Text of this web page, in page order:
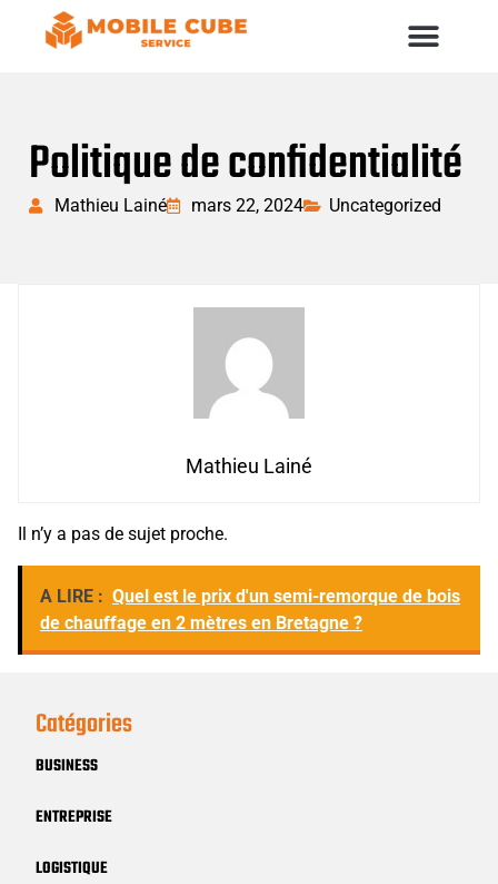
Politique de confidentialité
Mathieu Lainé mars 22, 2024 Uncategorized
Mathieu Lainé
Il n’y a pas de sujet proche.
A LIRE : Quel est le prix d'un semi-remorque de bois
de chauffage en 2 mètres en Bretagne ?
Catégories
BUSINESS
ENTREPRISE
LOGISTIQUE